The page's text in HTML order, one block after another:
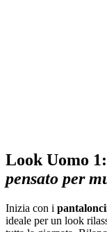
Look Uomo 1:
pensato per
Inizia con i
ideale per un look